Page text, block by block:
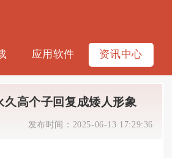
应用软件 资讯中心
久高个子回复成矮人形象
发布时间： 2025-06-13 17:29:36